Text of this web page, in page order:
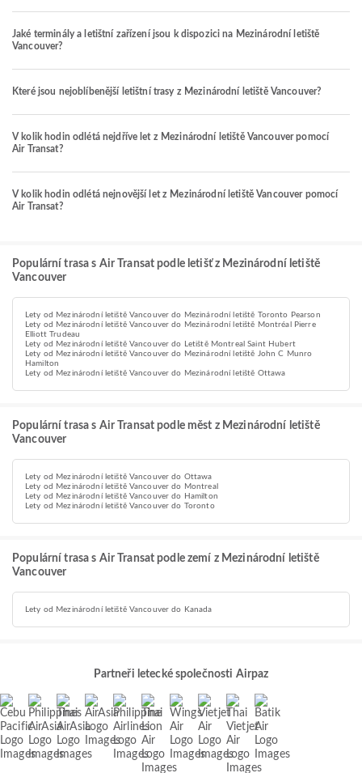
Jaké terminály a letištní zařízení jsou k dispozici na Mezinárodní letiště
Vancouver?
Které jsou nejoblíbenější letištní trasy z Mezinárodní letiště Vancouver?
V kolik hodin odlétá nejdříve let z Mezinárodní letiště Vancouver pomocí
Air Transat?
V kolik hodin odlétá nejnovější let z Mezinárodní letiště Vancouver pomocí
Air Transat?
Populární trasa s Air Transat podle letišť z Mezinárodní letiště
Vancouver
Lety od Mezinárodní letiště Vancouver do Mezinárodní letiště Toronto Pearson
Lety od Mezinárodní letiště Vancouver do Mezinárodní letiště Montréal Pierre
Elliott Trudeau
Lety od Mezinárodní letiště Vancouver do Letiště Montreal Saint Hubert
Lety od Mezinárodní letiště Vancouver do Mezinárodní letiště John C Munro
Hamilton
Lety od Mezinárodní letiště Vancouver do Mezinárodní letiště Ottawa
Populární trasa s Air Transat podle měst z Mezinárodní letiště
Vancouver
Lety od Mezinárodní letiště Vancouver do Ottawa
Lety od Mezinárodní letiště Vancouver do Montreal
Lety od Mezinárodní letiště Vancouver do Hamilton
Lety od Mezinárodní letiště Vancouver do Toronto
Populární trasa s Air Transat podle zemí z Mezinárodní letiště
Vancouver
Lety od Mezinárodní letiště Vancouver do Kanada
Partneři letecké společnosti Airpaz